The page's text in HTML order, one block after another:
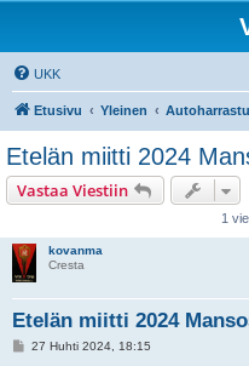
UKK
Etusivu Yleinen
Etelän miitti 2024
Vastaa Viestiin
1
kovanma
Cresta
Etelän miitti 2024
V27 Huhti 2024, 18:15